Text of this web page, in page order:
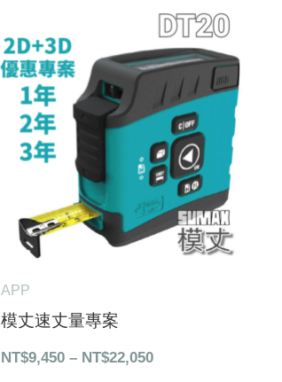
APP
模丈速丈量專案
NT$9,450 – NT$22,050
格
範
圍：
NT$9,450
到
NT$22,050